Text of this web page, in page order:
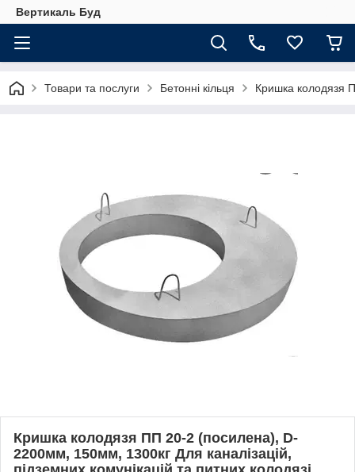
Вертикаль Буд
Товари та послуги Бетонні кільця Кришка колодязя
Кришка колодязя ПП 20-2 (посилена), D-
2200мм, 150мм, 1300кг Для каналізацій,